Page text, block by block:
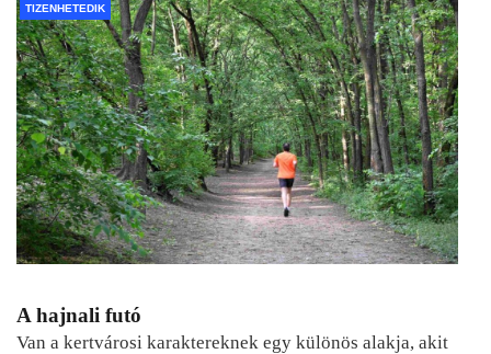
TIZENHETEDIK
A hajnali futó
Van a kertvárosi karaktereknek egy különös alakja, akit